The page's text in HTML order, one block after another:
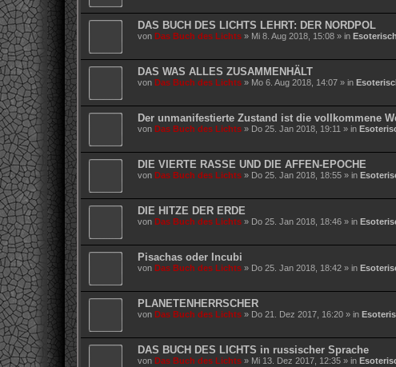
DAS BUCH DES LICHTS LEHRT: DER NORDPOL
von Das Buch des Lichts » Mi 8. Aug 2018, 15:08 » in
DAS WAS ALLES ZUSAMMENHÄLT
von Das Buch des Lichts » Mo 6. Aug 2018, 14:07 » in
Der unmanifestierte Zustand ist die vollkommene
von Das Buch des Lichts » Do 25. Jan 2018, 19:11 » in
DIE VIERTE RASSE UND DIE AFFEN-EPOCHE
von Das Buch des Lichts » Do 25. Jan 2018, 18:55 » in
DIE HITZE DER ERDE
von Das Buch des Lichts » Do 25. Jan 2018, 18:46 » in
Pisachas oder Incubi
von Das Buch des Lichts » Do 25. Jan 2018, 18:42 » in
PLANETENHERRSCHER
von Das Buch des Lichts » Do 21. Dez 2017, 16:20 » in
DAS BUCH DES LICHTS in russischer Sprache
von Das Buch des Lichts » Mi 13. Dez 2017, 12:35 » in